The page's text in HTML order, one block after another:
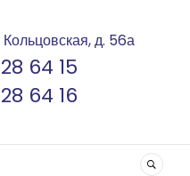
д. 56а
64 15
64 16